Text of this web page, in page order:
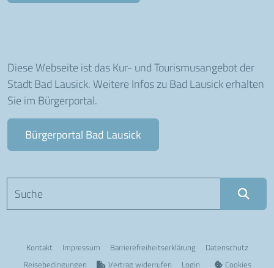
Diese Webseite ist das Kur- und Tourismusangebot der
Stadt Bad Lausick. Weitere Infos zu Bad Lausick erhalten
Sie im Bürgerportal.
Bürgerportal Bad Lausick
Kontakt Impressum Barriere­freiheits­erklärung
Datenschutz
Reisebedingungen
Vertrag widerrufen Login Cookies